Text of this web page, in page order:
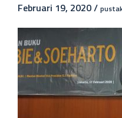
Februari 19, 2020 /